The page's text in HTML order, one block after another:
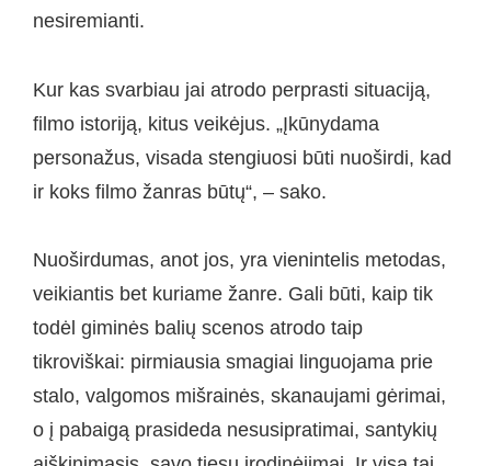
nesiremianti.
Kur kas svarbiau jai atrodo perprasti situaciją,
filmo istoriją, kitus veikėjus. „Įkūnydama
personažus, visada stengiuosi būti nuoširdi, kad
ir koks filmo žanras būtų“, – sako.
Nuoširdumas, anot jos, yra vienintelis metodas,
veikiantis bet kuriame žanre. Gali būti, kaip tik
todėl giminės balių scenos atrodo taip
tikroviškai: pirmiausia smagiai linguojama prie
stalo, valgomos mišrainės, skanaujami gėrimai,
o į pabaigą prasideda nesusipratimai, santykių